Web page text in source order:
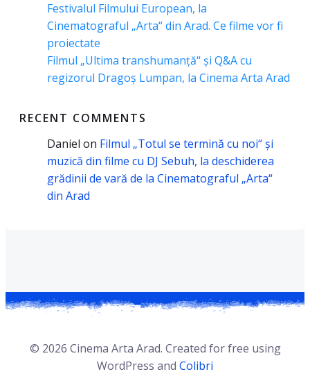
Festivalul Filmului European, la
Cinematograful „Arta“ din Arad. Ce filme vor fi
proiectate
Filmul „Ultima transhumanță“ și Q&A cu
regizorul Dragoș Lumpan, la Cinema Arta Arad
RECENT COMMENTS
Daniel on Filmul „Totul se termină cu noi“ și
muzică din filme cu DJ Sebuh, la deschiderea
grădinii de vară de la Cinematograful „Arta“
din Arad
© 2026 Cinema Arta Arad. Created for free using
WordPress and Colibri